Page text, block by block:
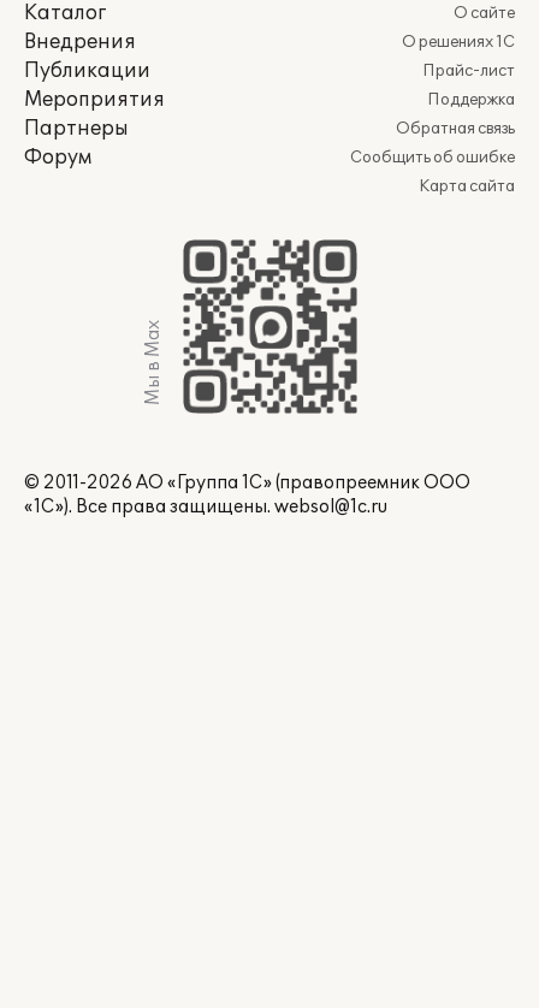
Каталог
Внедрения
Публикации
Мероприятия
Партнеры
Форум
О сайте
О решениях 1С
Прайс-лист
Поддержка
Обратная связь
Сообщить об ошибке
Карта сайта
Мы в Max
© 2011-2026 АО «Группа 1С» (правопреемник ООО
«1С»). Все права защищены. websol@1c.ru